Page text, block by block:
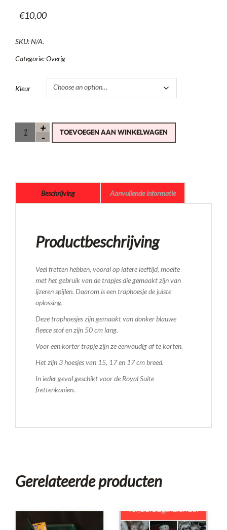
€10,00
SKU:N/A.
Categorie:Overig
Kleur
TOEVOEGEN AAN WINKELWAGEN
Beschrijving Aanvullende informatie
Productbeschrijving
Veel fretten hebben, vooral op latere leeftijd, moeite
met het gebruik van de trapjes die gemaakt zijn van
ijzeren spijlen. Daarom is een traphoesje de juiste
oplossing.
Deze traphoesjes zijn gemaakt van donker blauwe
fleece stof en zijn 50 cm lang.
Voor een korter trapje zijn ze eenvoudig af te korten.
Het zijn 3 hoesjes van 15, 17 en 17 cm breed.
In ieder geval geschikt voor de Royal Suite
frettenkooien.
Gerelateerde producten